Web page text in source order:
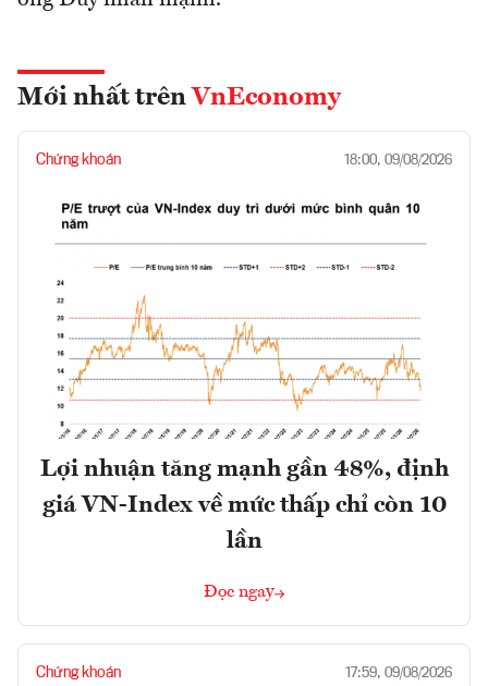
Mới nhất trên VnEconomy
Chứng khoán 18:00, 09/08/2026
Lợi nhuận tăng mạnh gần 48%, định
giá VN-Index về mức thấp chỉ còn 10
lần
Đọc ngay
Chứng khoán 17:59, 09/08/2026